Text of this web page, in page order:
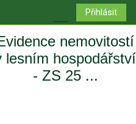
Přepnout
Přihlásit
nemovitostí
lesním hospodářství
- ZS 25 ...